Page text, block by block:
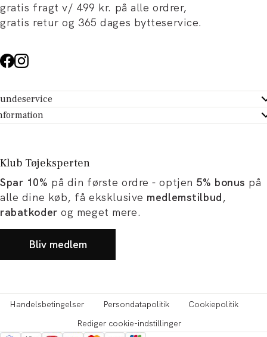
gratis fragt v/ 499 kr. på alle ordrer,
gratis retur og 365 dages bytteservice.
- Hjælpecenter
dit køb
Tøjeksperten
og artikler
og karriere
Klub Tøjeksperten
Spar 10% på din første ordre - optjen 5% bonus på
alle dine køb, få eksklusive medlemstilbud,
rabatkoder og meget mere.
Bliv medlem
Handelsbetingelser Persondatapolitik
Cookiepolitik
Rediger cookie-indstillinger